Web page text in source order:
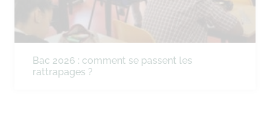
Bac 2026 : comment se passent les
rattrapages ?